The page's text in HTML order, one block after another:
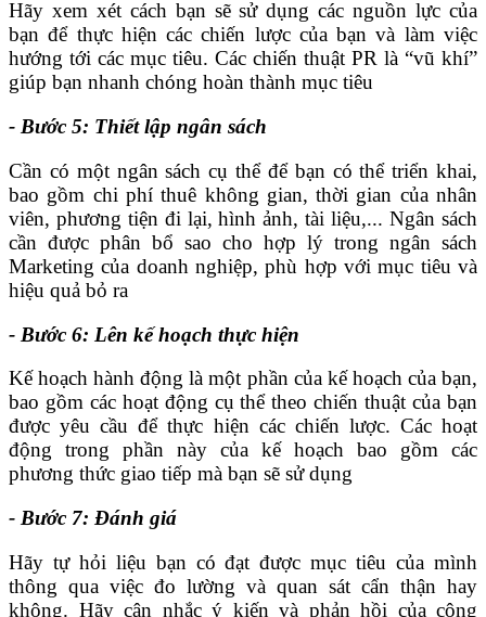
Hãy xem xét cách bạn sẽ sử dụng các nguồn lực của
bạn để thực hiện các chiến lược của bạn và làm việc
hướng tới các mục tiêu. Các chiến thuật PR là “vũ khí”
giúp bạn nhanh chóng hoàn thành mục tiêu
- Bước 5: Thiết lập ngân sách
Cần có một ngân sách cụ thể để bạn có thể triển khai,
bao gồm chi phí thuê không gian, thời gian của nhân
viên, phương tiện đi lại, hình ảnh, tài liệu,... Ngân sách
cần được phân bổ sao cho hợp lý trong ngân sách
Marketing của doanh nghiệp, phù hợp với mục tiêu và
hiệu quả bỏ ra
- Bước 6: Lên kế hoạch thực hiện
Kế hoạch hành động là một phần của kế hoạch của bạn,
bao gồm các hoạt động cụ thể theo chiến thuật của bạn
được yêu cầu để thực hiện các chiến lược. Các hoạt
động trong phần này của kế hoạch bao gồm các
phương thức giao tiếp mà bạn sẽ sử dụng
- Bước 7: Đánh giá
Hãy tự hỏi liệu bạn có đạt được mục tiêu của mình
thông qua việc đo lường và quan sát cẩn thận hay
không. Hãy cân nhắc ý kiến ​​và phản hồi của công